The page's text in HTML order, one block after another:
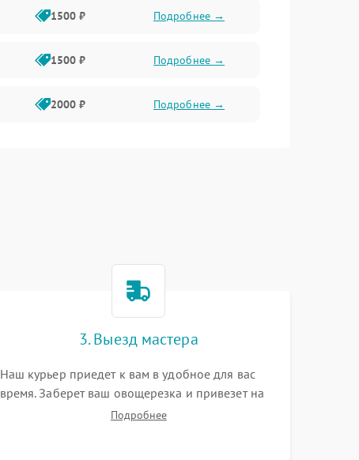
1500 ₽ Подробнее →
1500 ₽ Подробнее →
2000 ₽ Подробнее →
3. Выезд мастера
Наш курьер приедет к вам в удобное для вас
время. Заберет ваш овощерезка и привезет на
склад для диагностики.Подробнее